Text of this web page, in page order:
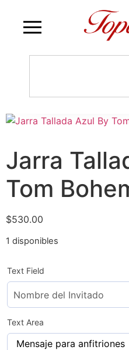
Jarra
Tom
$530.00
1 disponibles
Text Field
Text Area